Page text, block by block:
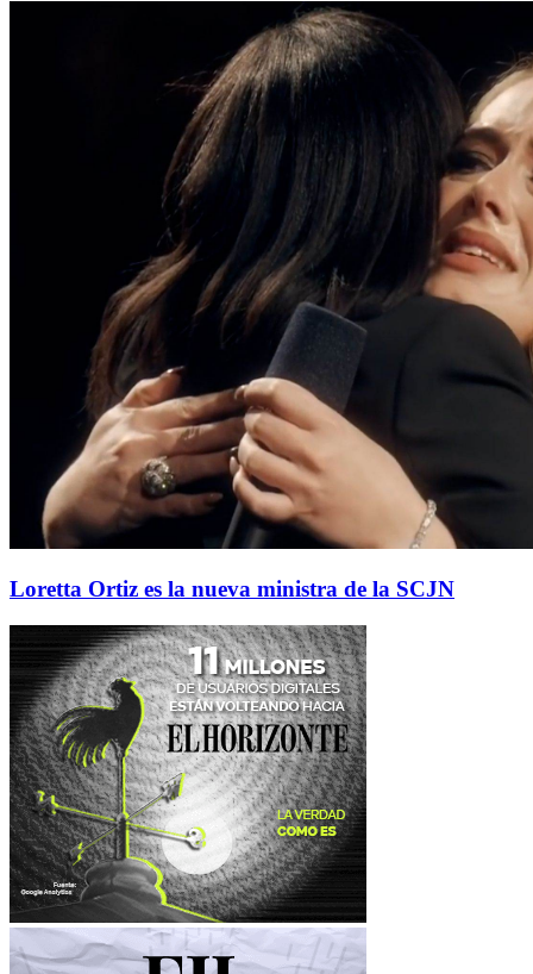
Loretta Ortiz es la nueva ministra de la SCJN